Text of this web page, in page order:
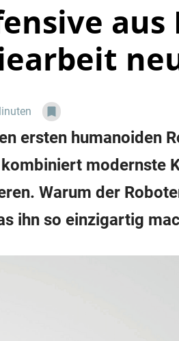
aus
ersten humanoiden
kombiniert modernste
Warum der
ihn so einzigartig